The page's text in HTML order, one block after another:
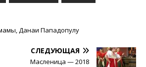
Данаи Пападопулу
СЛЕДУЮЩАЯ
Масленица — 2018